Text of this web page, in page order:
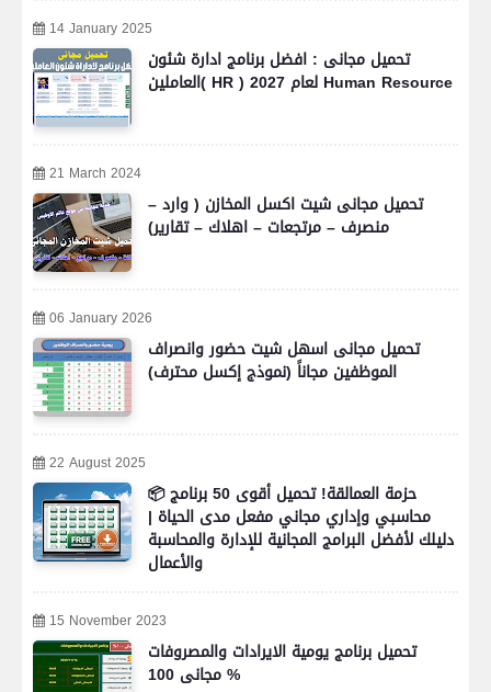
14 January 2025
تحميل مجانى : افضل برنامج ادارة شئون
العاملين( HR ) لعام 2027 Human Resource
21 March 2024
تحميل مجانى شيت اكسل المخازن ( وارد –
منصرف – مرتجعات – اهلاك – تقارير)
06 January 2026
تحميل مجانى اسهل شيت حضور وانصراف
الموظفين مجاناً (نموذج إكسل محترف)
22 August 2025
📦 حزمة العمالقة! تحميل أقوى 50 برنامج
محاسبي وإداري مجاني مفعل مدى الحياة |
دليلك لأفضل البرامج المجانية للإدارة والمحاسبة
والأعمال
15 November 2023
تحميل برنامج يومية الايرادات والمصروفات
مجانى 100 %